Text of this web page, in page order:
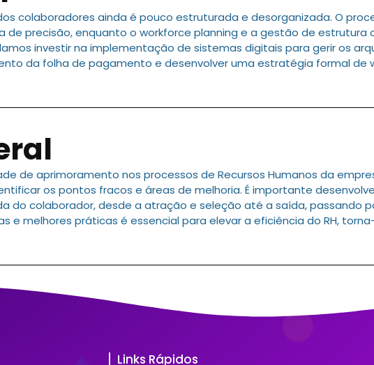
colaboradores ainda é pouco estruturada e desorganizada. O
precisão, enquanto o workforce planning e a gestão de estrutura
investir na implementação de sistemas digitais para gerir os
da folha de pagamento e desenvolver uma estratégia formal de
de aprimoramento nos processos de Recursos Humanos da
os pontos fracos e áreas de melhoria. É importante
do colaborador, desde a atração e seleção até a saída, passando
e melhores práticas é essencial para elevar a eficiência do RH,
Links Rápidos